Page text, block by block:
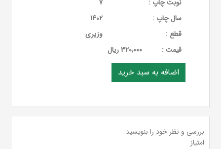
نوبت چاپ :
7
سال چاپ :
1402
قطع :
وزیری
قيمت :
320,000 ریال
بررسی و نظر خود را بنویسید
امتیاز